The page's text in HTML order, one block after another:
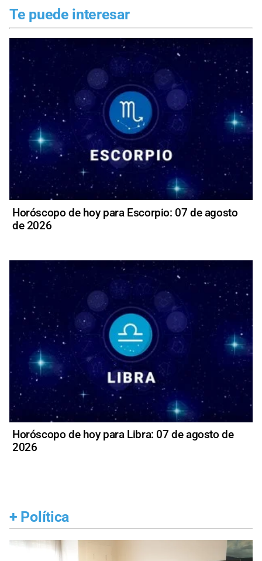
Te puede interesar
Horóscopo de hoy para Escorpio: 07 de agosto
de 2026
Horóscopo de hoy para Libra: 07 de agosto de
2026
+ Política